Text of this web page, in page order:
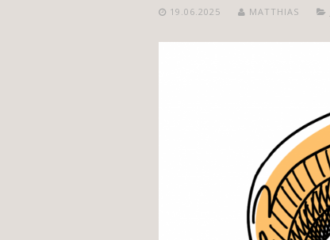
19.06.2025 MATTHIAS